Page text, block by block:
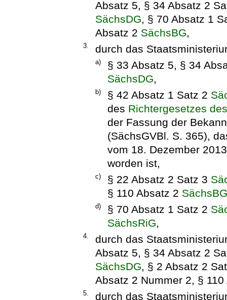
Absatz 5, § 34 Absatz 2
SächsDG, § 70 Absatz 1
Absatz 2 SächsBG,
3. durch das
a)
§ 33 Absatz 5, § 34
SächsDG,
b) § 42 Absatz 1 Satz 2
des Richtergesetzes
der Fassung der
(SächsGVBl. S. 365),
vom 18. Dezember
worden ist,
c) § 22 Absatz 2 Satz 3
§ 110 Absatz 2
d) § 70 Absatz 1 Satz 2
SächsRiG,
4.
durch das
Absatz 5, § 34 Absatz 2
SächsDG, § 2 Absatz 2
Absatz 2 Nummer 2, §
5.
durch das